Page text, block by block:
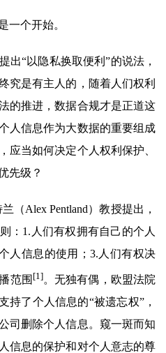
一个开始。
出“以隐私换取便利”的说法，
究是有主人的，随着人们权利
的推进，数据合规才是正道这
人信息作为大数据的重要组成
应当如何决定个人权利保护、
先级？
（Alex Pentland）教授提出，
：1.人们有权拥有自己的个人
人信息的使用；3.人们有权决
范围 [1]。无独有偶，欧盟法院
持了个人信息的“被遗忘权”，
司删除个人信息。窥一斑而知
信息的保护和对个人意志的尊